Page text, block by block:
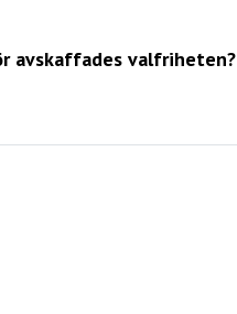
avskaffades valfriheten?